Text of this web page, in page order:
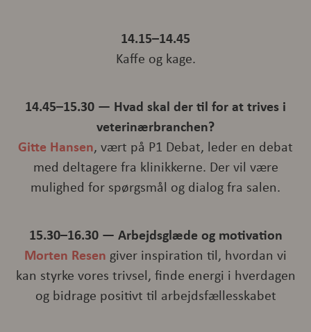
14.15–14.45
Kaffe og kage.
14.45–15.30 — Hvad skal der til for at trives i
veterinærbranchen?
Gitte Hansen, vært på P1 Debat, leder en debat
med deltagere fra klinikkerne. Der vil være
mulighed for spørgsmål og dialog fra salen.
15.30–16.30 — Arbejdsglæde og motivation
Morten Resen giver inspiration til, hvordan vi
kan styrke vores trivsel, finde energi i hverdagen
og bidrage positivt til arbejdsfællesskabet